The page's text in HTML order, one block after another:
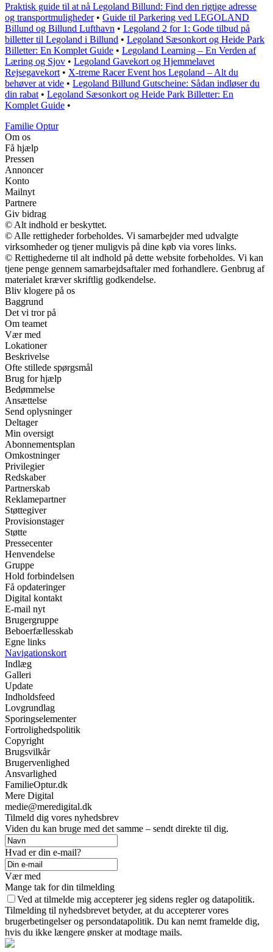
Praktisk guide til at nå Legoland Billund: Find den rigtige adresse
og transportmuligheder• Guide til Parkering ved LEGOLAND
Billund og Billund Lufthavn • Legoland 2 for 1: Gode tilbud på
billetter til Legoland i Billund • Legoland Sæsonkort og Heide Park
Billetter: En Komplet Guide • Legoland Learning – En Verden af
Læring og Sjov • Legoland Gavekort og Hjemmelavet
Rejsegavekort • X-treme Racer Event hos Legoland – Alt du
behøver at vide • Legoland Billund Gutscheine: Sådan indløser du
din rabat • Legoland Sæsonkort og Heide Park Billetter: En
Komplet Guide •
Familie Optur
Om os
Få hjælp
Pressen
Annoncer
Konto
Mailnyt
Partnere
Giv bidrag
© Alt indhold er beskyttet.
© Alle rettigheder forbeholdes. Vi samarbejder med udvalgte
virksomheder og tjener muligvis på dine køb via vores links.
© Rettighederne til alt indhold på dette website forbeholdes. Vi kan
tjene penge gennem samarbejdsaftaler med forhandlere. Genbrug af
materialet kræver skriftlig godkendelse.
Bliv klogere på os
Baggrund
Det vi tror på
Om teamet
Vær med
Lokationer
Beskrivelse
Ofte stillede spørgsmål
Brug for hjælp
Bedømmelse
Ansættelse
Send oplysninger
Deltager
Min oversigt
Abonnementsplan
Omkostninger
Privilegier
Redskaber
Partnerskab
Reklamepartner
Støttegiver
Provisionstager
Støtte
Pressecenter
Henvendelse
Gruppe
Hold forbindelsen
Få opdateringer
Digital kontakt
E-mail nyt
Brugergruppe
Beboerfællesskab
Egne links
Navigationskort
Indlæg
Galleri
Update
Indholdsfeed
Lovgrundlag
Sporingselementer
Fortrolighedspolitik
Copyright
Brugsvilkår
Brugervenlighed
Ansvarlighed
FamilieOptur.dk
Mere Digital
medie@meredigital.dk
Tilmeld dig vores nyhedsbrev
Viden du kan bruge med det samme – sendt direkte til dig.
Hvad er din e-mail?
Vær med
Mange tak for din tilmelding
Ved at tilmelde mig accepterer jeg sidens regler og datapolitik.
Tilmelding til nyhedsbrevet betyder, at du accepterer vores
brugerbetingelser og persondatapolitik. Du kan nemt framelde dig,
hvis du ikke længere ønsker at modtage mails.